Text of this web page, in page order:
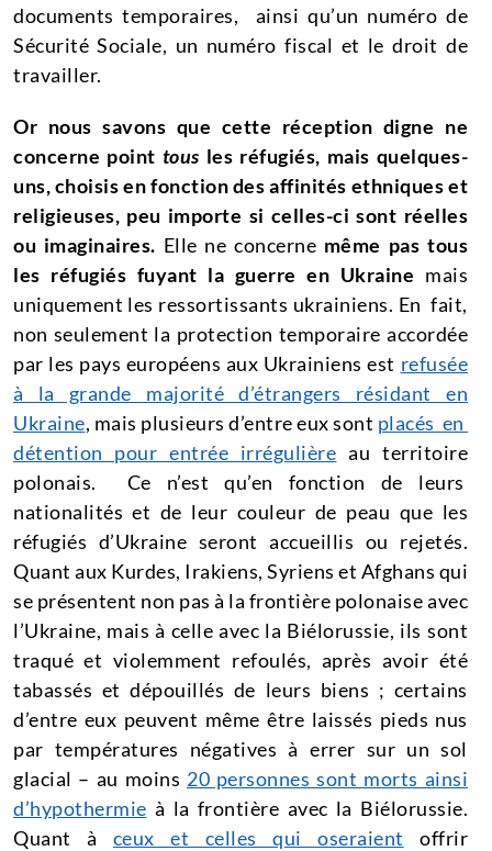
documents temporaires, ainsi qu’un numéro de
Sécurité Sociale, un numéro fiscal et le droit de
travailler.
Or nous savons que cette réception digne ne
concerne point tous les réfugiés, mais quelques-
uns, choisis en fonction des affinités ethniques et
religieuses, peu importe si celles-ci sont réelles
ou imaginaires. Elle ne concerne même pas tous
les réfugiés fuyant la guerre en Ukraine mais
uniquement les ressortissants ukrainiens. En fait,
non seulement la protection temporaire accordée
par les pays européens aux Ukrainiens est refusée
à la grande majorité d’étrangers résidant en
Ukraine, mais plusieurs d’entre eux sont placés en
détention pour entrée irrégulière au territoire
polonais. Ce n’est qu’en fonction de leurs
nationalités et de leur couleur de peau que les
réfugiés d’Ukraine seront accueillis ou rejetés.
Quant aux Kurdes, Irakiens, Syriens et Afghans qui
se présentent non pas à la frontière polonaise avec
l’Ukraine, mais à celle avec la Biélorussie, ils sont
traqué et violemment refoulés, après avoir été
tabassés et dépouillés de leurs biens ; certains
d’entre eux peuvent même être laissés pieds nus
par températures négatives à errer sur un sol
glacial – au moins 20 personnes sont morts ainsi
d’hypothermie à la frontière avec la Biélorussie.
Quant à ceux et celles qui oseraient offrir